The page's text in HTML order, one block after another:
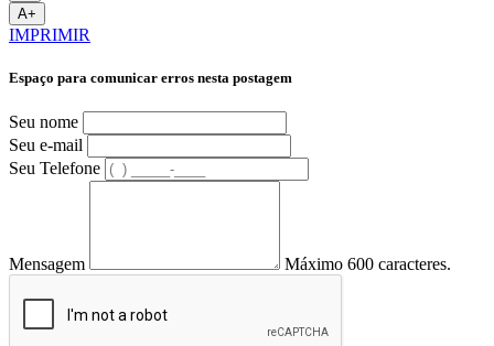
A+
IMPRIMIR
Espaço para comunicar erros nesta postagem
Seu nome
Seu e-mail
Seu Telefone
Mensagem Máximo 600 caracteres.